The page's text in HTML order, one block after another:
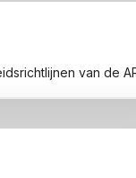
van de